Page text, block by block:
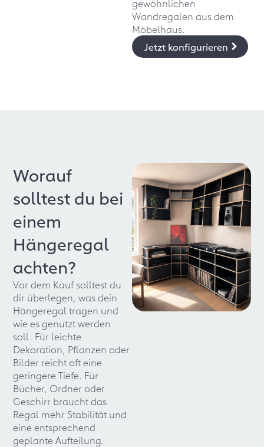
gewöhnlichen
Wandregalen aus dem
Möbelhaus.
Jetzt konfigurieren
Worauf
solltest du bei
einem
Hängeregal
achten?
Vor dem Kauf solltest du
dir überlegen, was dein
Hängeregal tragen und
wie es genutzt werden
soll. Für leichte
Dekoration, Pflanzen oder
Bilder reicht oft eine
geringere Tiefe. Für
Bücher, Ordner oder
Geschirr braucht das
Regal mehr Stabilität und
eine entsprechend
geplante Aufteilung.